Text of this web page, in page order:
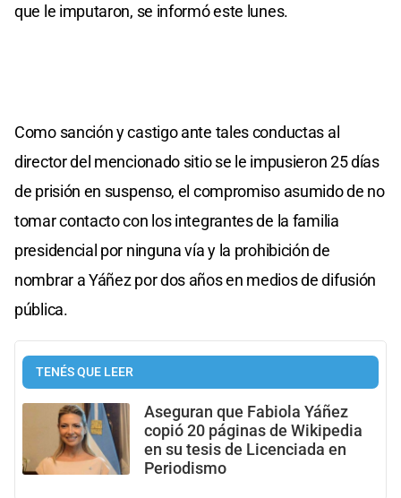
que le imputaron, se informó este lunes.
Como sanción y castigo ante tales conductas al
director del mencionado sitio se le impusieron 25 días
de prisión en suspenso, el compromiso asumido de no
tomar contacto con los integrantes de la familia
presidencial por ninguna vía y la prohibición de
nombrar a Yáñez por dos años en medios de difusión
pública.
TENÉS QUE LEER
Aseguran que Fabiola Yáñez
copió 20 páginas de Wikipedia
en su tesis de Licenciada en
Periodismo